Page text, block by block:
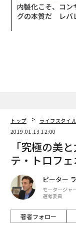
内製化こそ、コン
グの本質だ レバ
トップ ライフスタイ
2019.01.13 12:00
「究極の美
テ・トロフ
ピーター
モータージャ
選考委員
著者フォロー